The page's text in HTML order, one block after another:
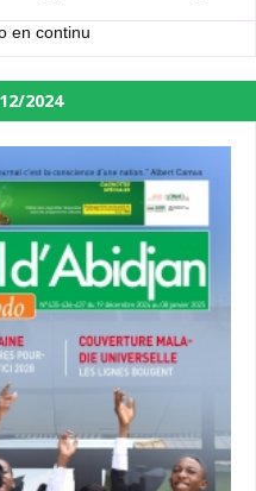
en continu
2024